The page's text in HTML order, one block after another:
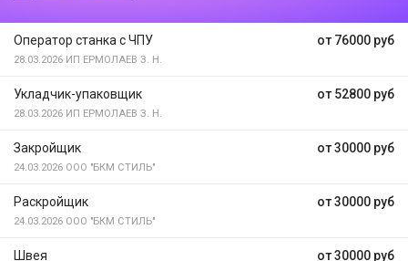
от 76000 руб
Оператор станка с ЧПУ
28.03.2026 ИП ЕРМОЛАЕВ З. Н.
от 52800 руб
Укладчик-упаковщик
28.03.2026 ИП ЕРМОЛАЕВ З. Н.
от 30000 руб
Закройщик
24.03.2026 ООО "БКМ СТИЛЬ"
от 30000 руб
Раскройщик
24.03.2026 ООО "БКМ СТИЛЬ"
от 30000 руб
Швея